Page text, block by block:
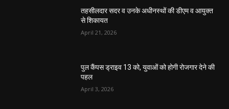
तहसीलदार सदर व उनके अधीनस्थों की डीएम व आयुक्त
से शिकायत
April 21, 2026
पुल कैंपस ड्राइव 13 को, युवाओं को होगी रोजगार देने की
पहल
April 3, 2026